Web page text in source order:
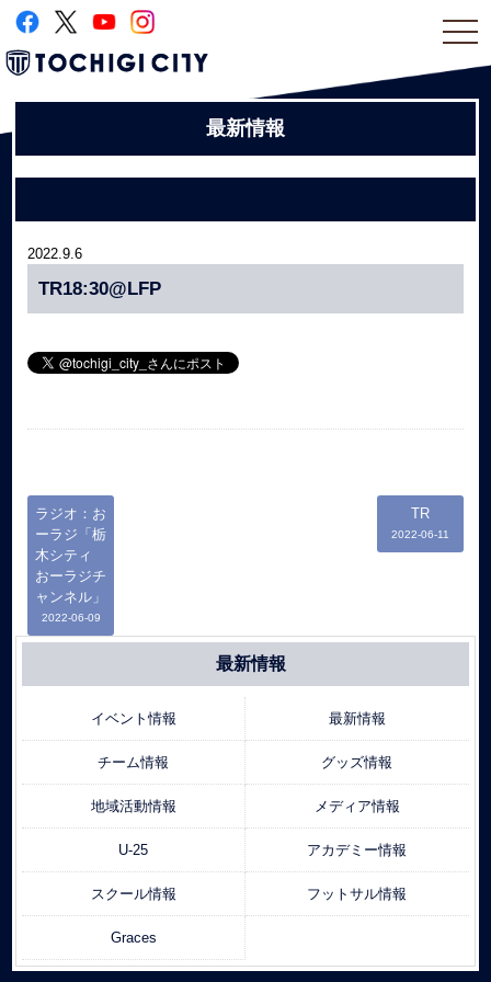
最新情報
2022.9.6
TR18:30@LFP
ラジオ：お
ーラジ「栃
木シティ
おーラジチ
ャンネル」
2022-06-09
TR
2022-06-11
最新情報
イベント情報 最新情報
チーム情報 グッズ情報
地域活動情報 メディア情報
U-25 アカデミー情報
スクール情報 フットサル情報
Graces